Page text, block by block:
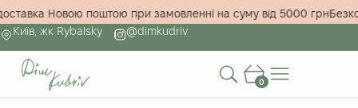
Новою поштою при замовленні на суму від 5000 грн
Київ, жк Rybalsky
@dimkudriv
0